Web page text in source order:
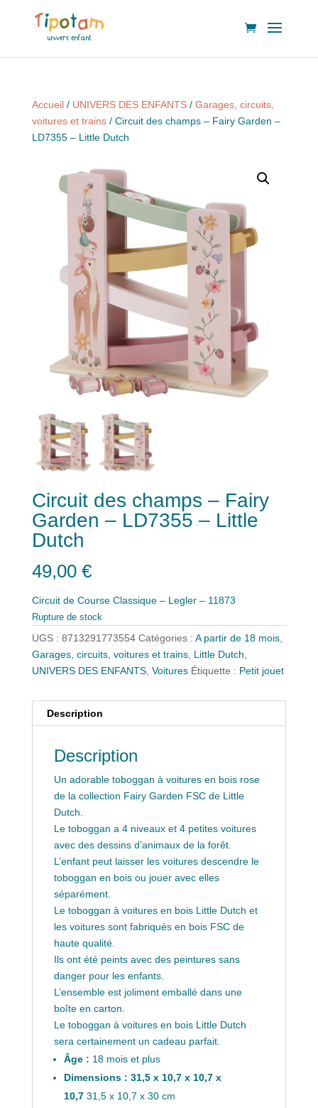
Accueil/ UNIVERS DES ENFANTS/ Garages, circuits,
voitures et trains/ Circuit des champs – Fairy Garden –
LD7355 – Little Dutch
Circuit des champs – Fairy
Garden – LD7355 – Little
Dutch
49,00 €
Circuit de Course Classique – Legler – 11873
Rupture de stock
UGS : 8713291773554 Catégories : A partir de 18 mois,
Garages, circuits, voitures et trains, Little Dutch,
UNIVERS DES ENFANTS, Voitures Étiquette : Petit jouet
Description
Description
Un adorable toboggan à voitures en bois rose
de la collection Fairy Garden FSC de Little
Dutch.
Le toboggan a 4 niveaux et 4 petites voitures
avec des dessins d’animaux de la forêt.
L’enfant peut laisser les voitures descendre le
toboggan en bois ou jouer avec elles
séparément.
Le toboggan à voitures en bois Little Dutch et
les voitures sont fabriqués en bois FSC de
haute qualité.
Ils ont été peints avec des peintures sans
danger pour les enfants.
L’ensemble est joliment emballé dans une
boîte en carton.
Le toboggan à voitures en bois Little Dutch
sera certainement un cadeau parfait.
Âge : 18 mois et plus
Dimensions : 31,5 x 10,7 x 10,7 x
10,731,5 x 10,7 x 30 cm